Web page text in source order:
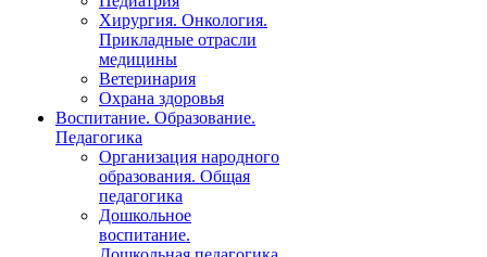
Хирургия. Онкология.
Прикладные отрасли
медицины
Ветеринария
Охрана здоровья
Воспитание. Образование.
Педагогика
Организация народного
образования. Общая
педагогика
Дошкольное
воспитание.